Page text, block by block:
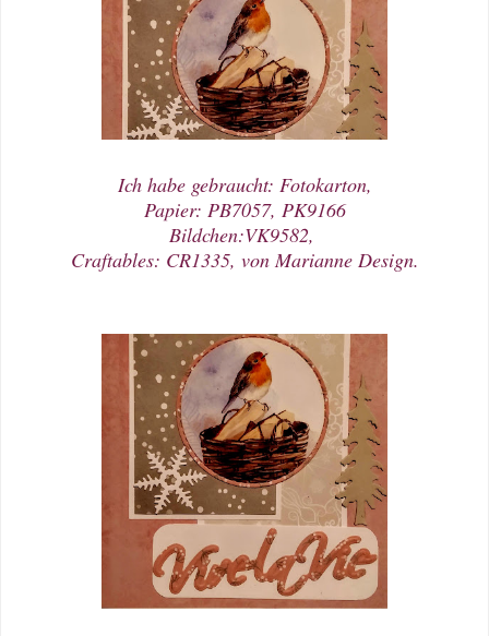
Ich habe gebraucht: Fotokarton,
Papier: PB7057, PK9166
Bildchen:VK9582,
Craftables: CR1335, von Marianne Design.